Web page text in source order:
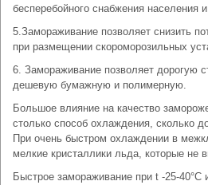
бесперебойного снабжения населения
5.Замораживание позволяет снизить
при размещении скороморозильных
6. Замораживание позволяет дорогую
дешевую бумажную и полимерную.
Большое влияние на качество
столько способ охлаждения, сколько
При очень быстром охлаждении в
мелкие кристаллики льда, которые не
Быстрое замораживание при t -25-